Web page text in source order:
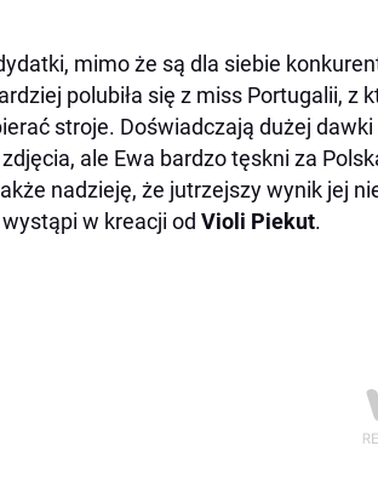
mimo że są dla siebie
polubiła się z miss Portugalii, z
stroje. Doświadczają dużej
ale Ewa bardzo tęskni za
nadzieję, że jutrzejszy wynik jej
w kreacji od Violi Piekut.